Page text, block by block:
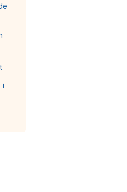
i